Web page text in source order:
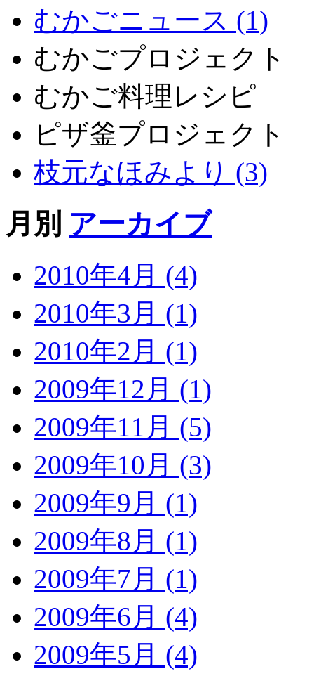
むかごニュース (1)
むかごプロジェクト
むかご料理レシピ
ピザ釜プロジェクト
枝元なほみより (3)
月別 アーカイブ
2010年4月 (4)
2010年3月 (1)
2010年2月 (1)
2009年12月 (1)
2009年11月 (5)
2009年10月 (3)
2009年9月 (1)
2009年8月 (1)
2009年7月 (1)
2009年6月 (4)
2009年5月 (4)